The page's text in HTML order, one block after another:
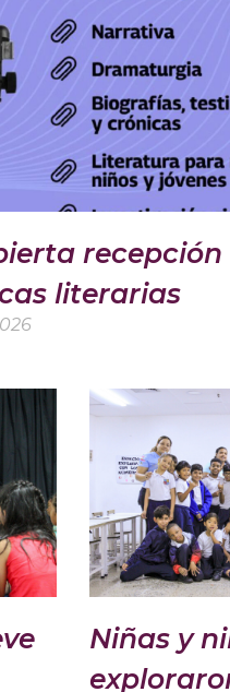
recepción
literarias
Niñas y